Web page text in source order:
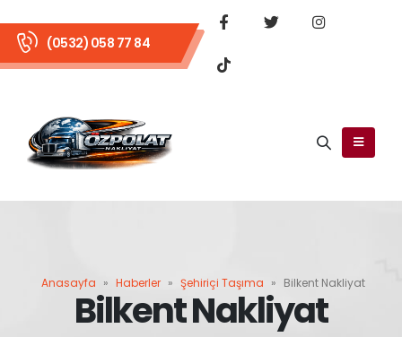
(0532) 058 77 84
Anasayfa » Haberler » Şehiriçi Taşıma » Bilkent Nakliyat
Bilkent Nakliyat